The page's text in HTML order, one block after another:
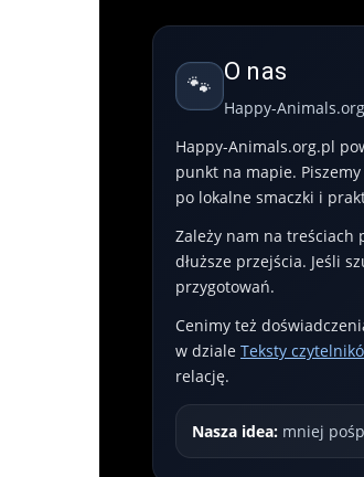
🐾 O nas
Happy-
Happy-Animals.org.pl
punkt na mapie.
po lokalne smaczki i
Zależy nam na treściach
dłuższe przejścia. Jeśli
przygotowań.
Cenimy też
w dziale Teksty
relację.
Nasza idea: mniej